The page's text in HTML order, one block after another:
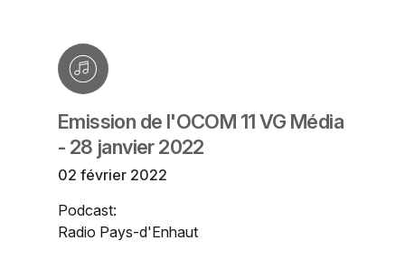
Emission de l'OCOM 11 VG Média
- 28 janvier 2022
02 février 2022
Podcast:
Radio Pays-d'Enhaut